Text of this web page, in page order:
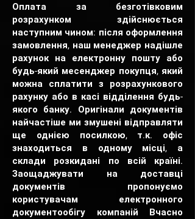
Оплата за безготівковим
розрахунком здійснюється
наступним чином: після оформлення
замовлення, наш менеджер надішле
рахунок на електронну пошту або
будь-який месенджер покупця, який
можна сплатити з розрахункового
рахунку або в касі відділення будь-
якого банку. Оригінали документів
найчастіше ми змушені відправляти
ще однією посилкою, т.к. офіс
знаходиться в одному місці, а
склади розкидані по всій країні.
Заощаджувати на доставці
документів пропонуємо
користувачам електронного
документообігу компаній Вчасно